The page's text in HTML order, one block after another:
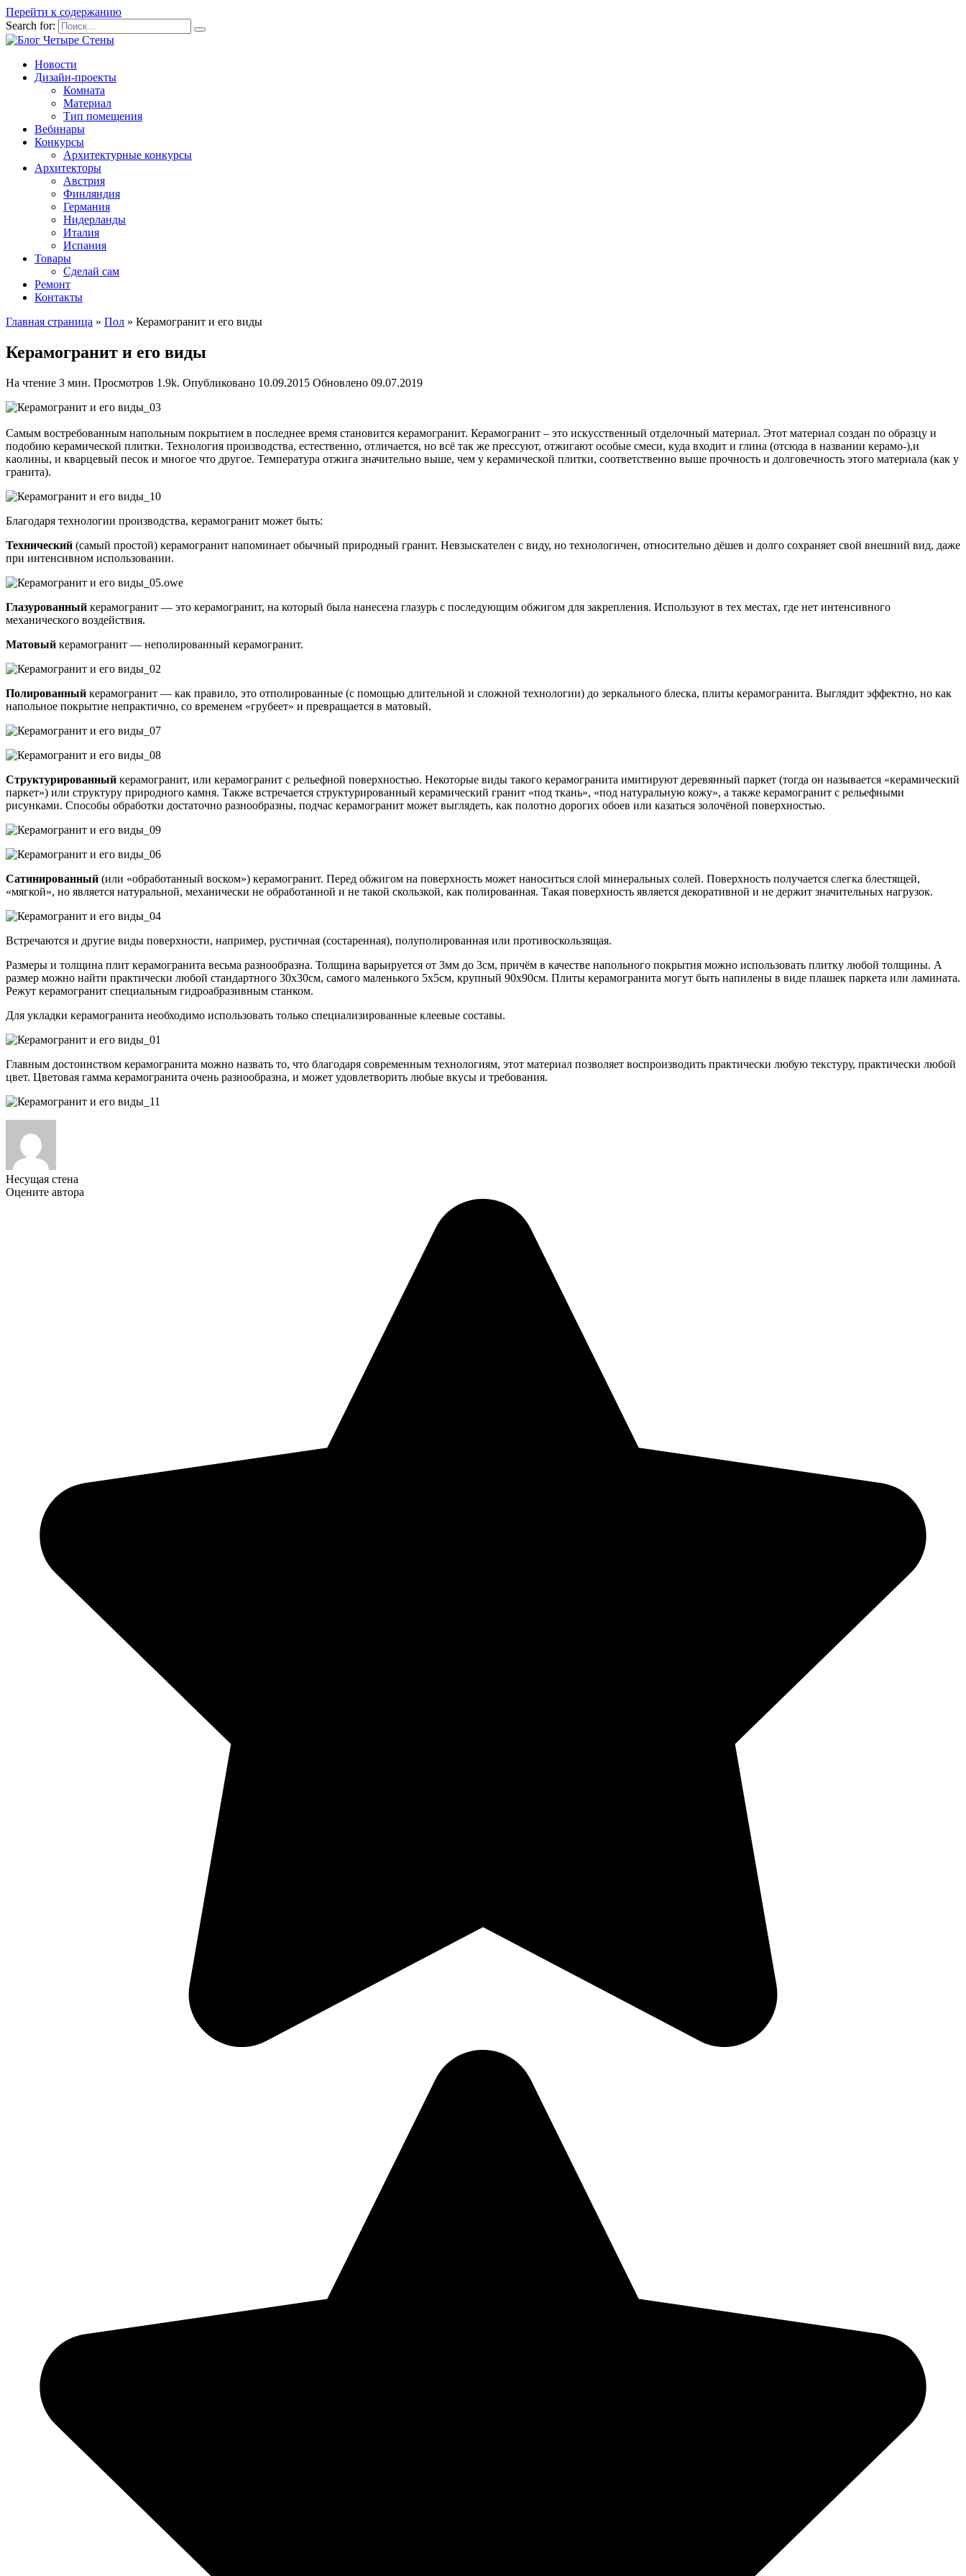
Перейти к содержанию
Search for:
Новости
Дизайн-проекты
Комната
Материал
Тип помещения
Вебинары
Конкурсы
Архитектурные конкурсы
Архитекторы
Австрия
Финляндия
Германия
Нидерланды
Италия
Испания
Товары
Сделай сам
Ремонт
Контакты
Главная страница » Пол » Керамогранит и его виды
Керамогранит и его виды
На чтение 3 мин. Просмотров 1.9k. Опубликовано 10.09.2015 Обновлено 09.07.2019
Самым востребованным напольным покрытием в последнее время становится керамогранит. Керамогранит – это искусственный отделочный материал. Этот материал создан по образцу и
подобию керамической плитки. Технология производства, естественно, отличается, но всё так же прессуют, отжигают особые смеси, куда входит и глина (отсюда в названии керамо-),и
каолины, и кварцевый песок и многое что другое. Температура отжига значительно выше, чем у керамической плитки, соответственно выше прочность и долговечность этого материала (как у
гранита).
Благодаря технологии производства, керамогранит может быть:
Технический (самый простой) керамогранит напоминает обычный природный гранит. Невзыскателен с виду, но технологичен, относительно дёшев и долго сохраняет свой внешний вид, даже
при интенсивном использовании.
Глазурованный керамогранит — это керамогранит, на который была нанесена глазурь с последующим обжигом для закрепления. Используют в тех местах, где нет интенсивного
механического воздействия.
Матовый керамогранит — неполированный керамогранит.
Полированный керамогранит — как правило, это отполированные (с помощью длительной и сложной технологии) до зеркального блеска, плиты керамогранита. Выглядит эффектно, но как
напольное покрытие непрактично, со временем «грубеет» и превращается в матовый.
Структурированный керамогранит, или керамогранит с рельефной поверхностью. Некоторые виды такого керамогранита имитируют деревянный паркет (тогда он называется «керамический
паркет») или структуру природного камня. Также встречается структурированный керамический гранит «под ткань», «под натуральную кожу», а также керамогранит с рельефными
рисунками. Способы обработки достаточно разнообразны, подчас керамогранит может выглядеть, как полотно дорогих обоев или казаться золочёной поверхностью.
Сатинированный (или «обработанный воском») керамогранит. Перед обжигом на поверхность может наноситься слой минеральных солей. Поверхность получается слегка блестящей,
«мягкой», но является натуральной, механически не обработанной и не такой скользкой, как полированная. Такая поверхность является декоративной и не держит значительных нагрузок.
Встречаются и другие виды поверхности, например, рустичная (состаренная), полуполированная или противоскользящая.
Размеры и толщина плит керамогранита весьма разнообразна. Толщина варьируется от 3мм до 3см, причём в качестве напольного покрытия можно использовать плитку любой толщины. А
размер можно найти практически любой стандартного 30х30см, самого маленького 5х5см, крупный 90х90см. Плиты керамогранита могут быть напилены в виде плашек паркета или ламината.
Режут керамогранит специальным гидроабразивным станком.
Для укладки керамогранита необходимо использовать только специализированные клеевые составы.
Главным достоинством керамогранита можно назвать то, что благодаря современным технологиям, этот материал позволяет воспроизводить практически любую текстуру, практически любой
цвет. Цветовая гамма керамогранита очень разнообразна, и может удовлетворить любые вкусы и требования.
Несущая стена
Оцените автора